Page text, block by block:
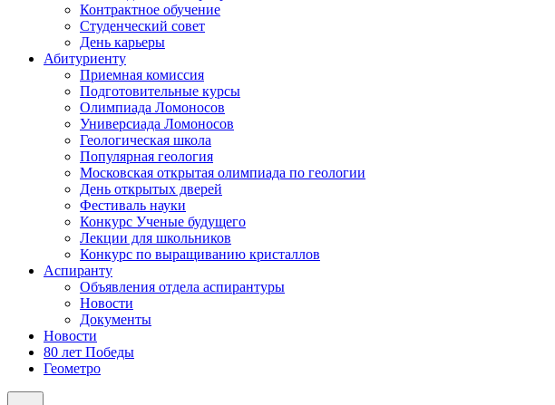
Контрактное обучение
Студенческий совет
День карьеры
Абитуриенту
Приемная комиссия
Подготовительные курсы
Олимпиада Ломоносов
Универсиада Ломоносов
Геологическая школа
Популярная геология
Московская открытая олимпиада по геологии
День открытых дверей
Фестиваль науки
Конкурс Ученые будущего
Лекции для школьников
Конкурс по выращиванию кристаллов
Аспиранту
Объявления отдела аспирантуры
Новости
Документы
Новости
80 лет Победы
Геометро